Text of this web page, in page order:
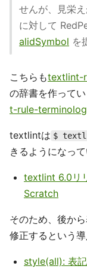
せんが、見栄
に対して
alidSymbol を
こちらもtextlint-
の辞書を作って
t-rule-
textlintは $
きるようになって
textlint 6.0リ
Scratch
そのため、後か
修正するという
style(all): 表